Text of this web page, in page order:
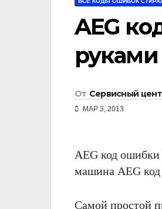
AEG
руками
От Сервисный
МАР 3, 2013
AEG код
машина AEG
Самой простой